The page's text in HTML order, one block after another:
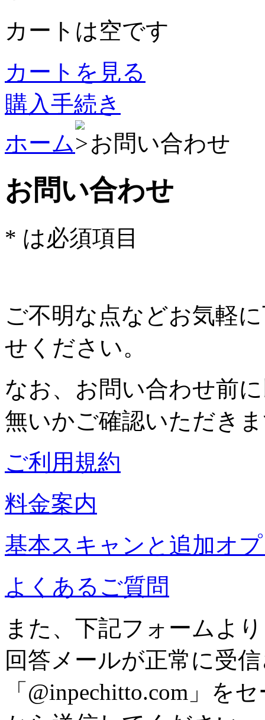
カートは空です
カートを見る
購入手続き
ホーム
お問い合わせ
お問い合わせ
* は必須項目
ご不明な点などお気軽
せください。
なお、お問い合わせ前
無いかご確認いただき
ご利用規約
料金案内
基本スキャンと追加オ
よくあるご質問
また、下記フォームよ
回答メールが正常に受
「@inpechitto.com」を